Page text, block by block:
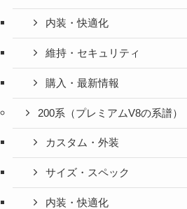
内装・快適化
維持・セキュリティ
購入・最新情報
200系（プレミアムV8の系譜）
カスタム・外装
サイズ・スペック
内装・快適化